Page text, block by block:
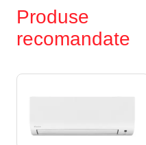
Produse
recomandate